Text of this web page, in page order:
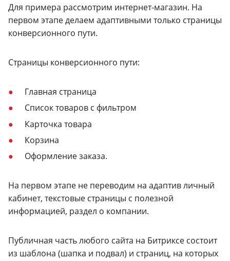
Для примера рассмотрим интернет-магазин. На
первом этапе делаем адаптивными только страницы
конверсионного пути.
Страницы конверсионного пути:
Главная страница
Список товаров с фильтром
Карточка товара
Корзина
Оформление заказа.
На первом этапе не переводим на адаптив личный
кабинет, текстовые страницы с полезной
информацией, раздел о компании.
Публичная часть любого сайта на Битриксе состоит
из шаблона (шапка и подвал) и страниц, на которых